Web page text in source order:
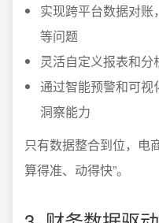
实现跨平台数据对
等问题
灵活自定义报表和
通过智能预警和可视
洞察能力
只有数据整合到位，电
算得准、动得快”。